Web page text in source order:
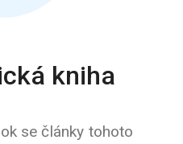
kniha
se články tohoto